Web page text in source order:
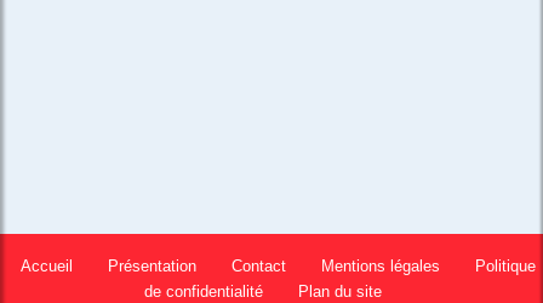
Accueil Présentation Contact Mentions légales
Politique
de confidentialité
Plan du site